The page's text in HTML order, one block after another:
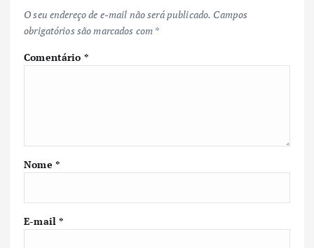
O seu endereço de e-mail não será publicado. Campos
obrigatórios são marcados com *
Comentário *
Nome *
E-mail*